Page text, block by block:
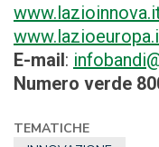
E-mail:
Numero verde
TEMATICHE